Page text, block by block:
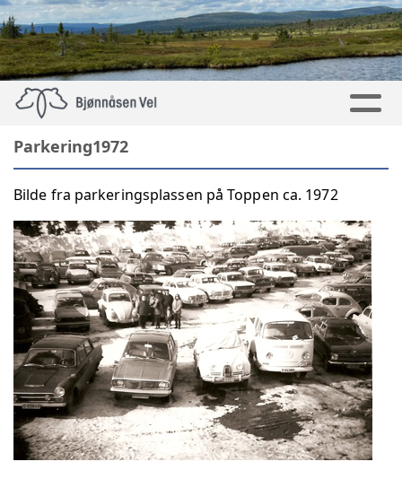
Parkering1972
Bilde fra parkeringsplassen på Toppen ca. 1972